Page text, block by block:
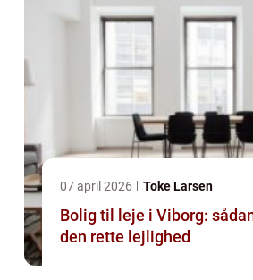
07 april 2026 Toke Larsen
Bolig til leje i Viborg:
den rette lejlighed